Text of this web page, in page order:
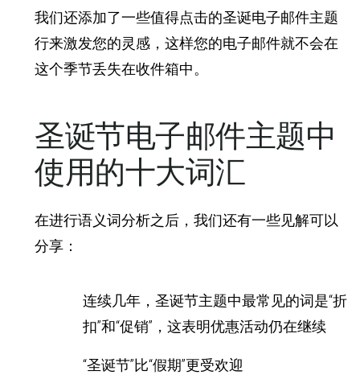
我们还添加了一些值得点击的圣诞电子邮件主题
行来激发您的灵感，这样您的电子邮件就不会在
这个季节丢失在收件箱中。
圣诞节电子邮件主题中
使用的十大词汇
在进行语义词分析之后，我们还有一些见解可以
分享：
连续几年，圣诞节主题中最常见的词是“折
扣”和“促销”，这表明优惠活动仍在继续
“圣诞节”比“假期”更受欢迎